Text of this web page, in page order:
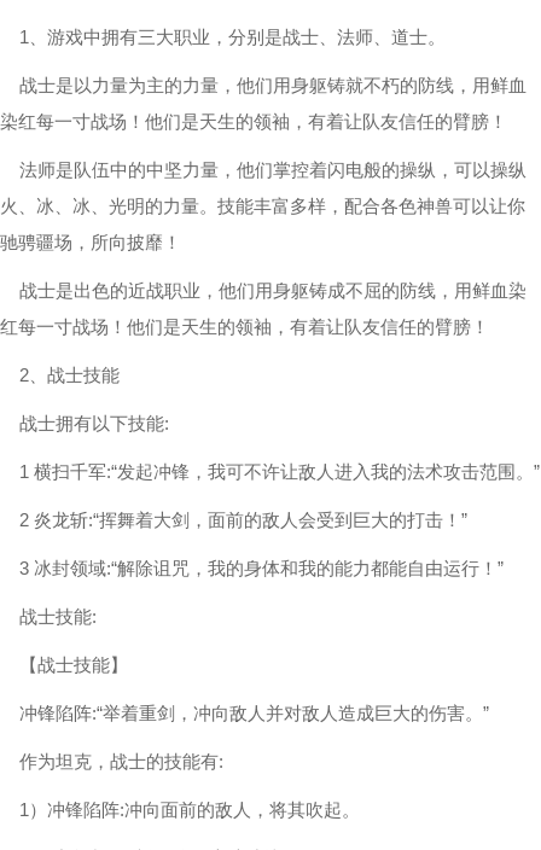
1、游戏中拥有三大职业，分别是战士、法师、道士。
战士是以力量为主的力量，他们用身躯铸就不朽的防线，用鲜血
染红每一寸战场！他们是天生的领袖，有着让队友信任的臂膀！
法师是队伍中的中坚力量，他们掌控着闪电般的操纵，可以操纵
火、冰、冰、光明的力量。技能丰富多样，配合各色神兽可以让你
驰骋疆场，所向披靡！
战士是出色的近战职业，他们用身躯铸成不屈的防线，用鲜血染
红每一寸战场！他们是天生的领袖，有着让队友信任的臂膀！
2、战士技能
战士拥有以下技能:
1 横扫千军:“发起冲锋，我可不许让敌人进入我的法术攻击范围。”
2 炎龙斩:“挥舞着大剑，面前的敌人会受到巨大的打击！”
3 冰封领域:“解除诅咒，我的身体和我的能力都能自由运行！”
战士技能:
【战士技能】
冲锋陷阵:“举着重剑，冲向敌人并对敌人造成巨大的伤害。”
作为坦克，战士的技能有:
1）冲锋陷阵:冲向面前的敌人，将其吹起。